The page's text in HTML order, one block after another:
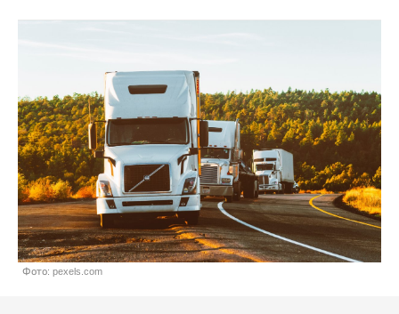
Фото: pexels.com